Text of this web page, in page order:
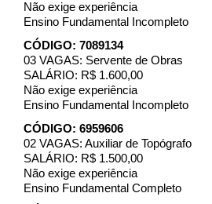
Não exige experiência
Ensino Fundamental Incompleto
CÓDIGO: 7089134
03 VAGAS: Servente de Obras
SALÁRIO: R$ 1.600,00
Não exige experiência
Ensino Fundamental Incompleto
CÓDIGO: 6959606
02 VAGAS: Auxiliar de Topógrafo
SALÁRIO: R$ 1.500,00
Não exige experiência
Ensino Fundamental Completo